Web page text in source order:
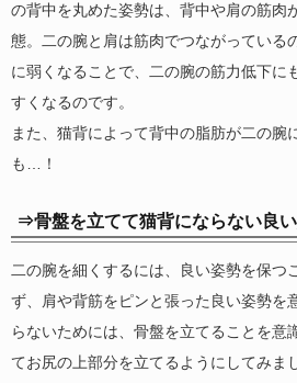
の背中を丸めた姿勢は、背中や肩の筋肉
態。二の腕と肩は筋肉でつながっている
に弱くなることで、二の腕の筋力低下に
すくなるのです。
また、猫背によって背中の脂肪が二の腕
も…！
⇒骨盤を立てて猫背にならない良
二の腕を細くするには、良い姿勢を保つ
ず、肩や背筋をピンと張った良い姿勢を
らないためには、骨盤を立てることを意
てお尻の上部分を立てるようにしてみま